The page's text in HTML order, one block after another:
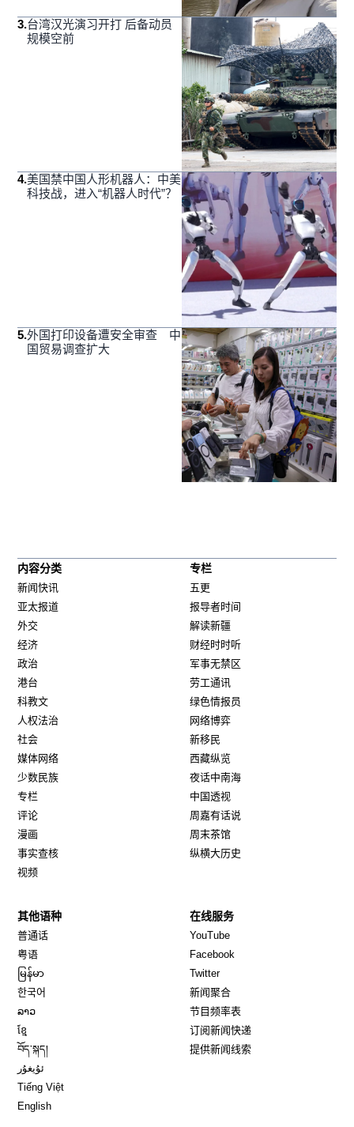
3.台湾汉光演习开打 后备动员
规模空前
4.美国禁中国人形机器人：中美
科技战，进入“机器人时代”？
5.外国打印设备遭安全审查 中
国贸易调查扩大
内容分类
新闻快讯
亚太报道
外交
经济
政治
港台
科教文
人权法治
社会
媒体网络
少数民族
专栏
评论
漫画
事实查核
视频
专栏
五更
报导者时间
解读新疆
财经时时听
军事无禁区
劳工通讯
绿色情报员
网络博弈
新移民
西藏纵览
夜话中南海
中国透视
周嘉有话说
周末茶馆
纵横大历史
其他语种
普通话
粤语
မြန်မာ
한국어
ລາວ
ខ្មែ
བོད་སྐད།
ئۇيغۇر
Tiếng Việt
English
在线服务
YouTube
Facebook
TwitterOpens in new window
新闻聚合
节目频率表
订阅新闻快递
提供新闻线索